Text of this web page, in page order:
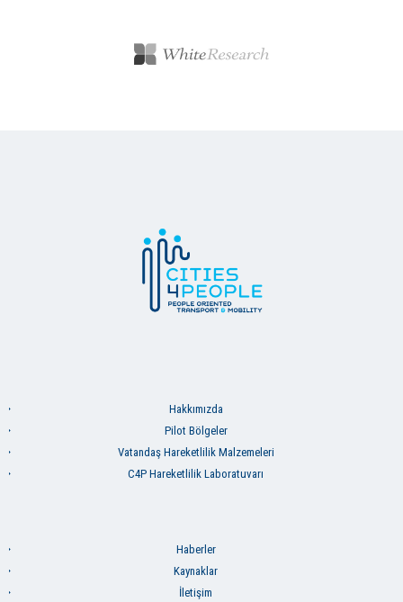
Hakkımızda
Pilot Bölgeler
Vatandaş Hareketlilik Malzemeleri
C4P Hareketlilik Laboratuvarı
Haberler
Kaynaklar
İletişim